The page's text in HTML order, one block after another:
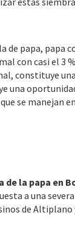
de papa, papa
con casi el 3
constituye
una
se manejan
de la papa en
a una
de